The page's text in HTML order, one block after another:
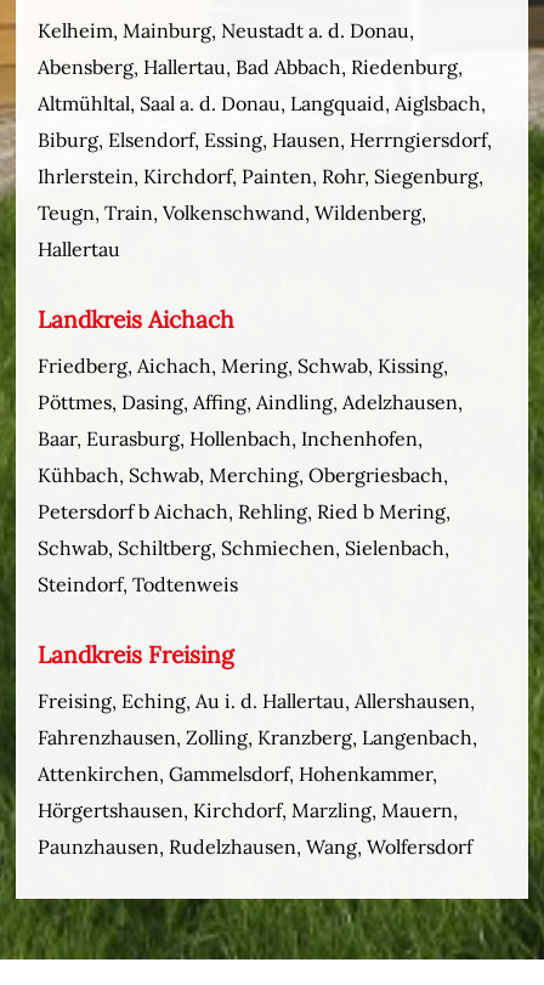
Kelheim, Mainburg, Neustadt a. d. Donau,
Abensberg, Hallertau, Bad Abbach, Riedenburg,
Altmühltal, Saal a. d. Donau, Langquaid, Aiglsbach,
Biburg, Elsendorf, Essing, Hausen, Herrngiersdorf,
Ihrlerstein, Kirchdorf, Painten, Rohr, Siegenburg,
Teugn, Train, Volkenschwand, Wildenberg,
Hallertau
Landkreis Aichach
Friedberg, Aichach, Mering, Schwab, Kissing,
Pöttmes, Dasing, Affing, Aindling, Adelzhausen,
Baar, Eurasburg, Hollenbach, Inchenhofen,
Kühbach, Schwab, Merching, Obergriesbach,
Petersdorf b Aichach, Rehling, Ried b Mering,
Schwab, Schiltberg, Schmiechen, Sielenbach,
Steindorf, Todtenweis
Landkreis Freising
Freising, Eching, Au i. d. Hallertau, Allershausen,
Fahrenzhausen, Zolling, Kranzberg, Langenbach,
Attenkirchen, Gammelsdorf, Hohenkammer,
Hörgertshausen, Kirchdorf, Marzling, Mauern,
Paunzhausen, Rudelzhausen, Wang, Wolfersdorf
Menü